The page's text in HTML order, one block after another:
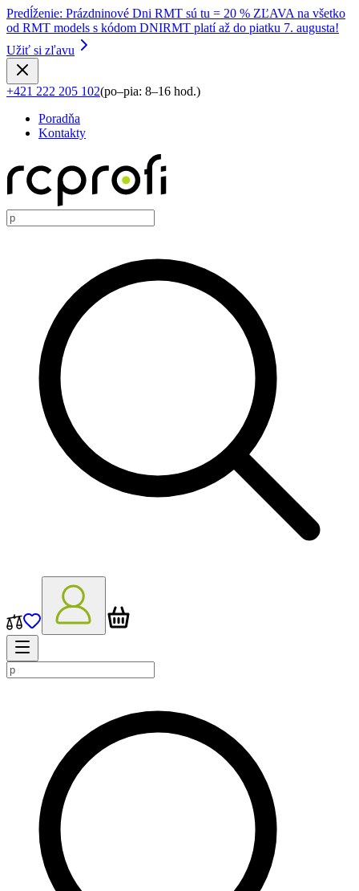
Predĺženie: Prázdninové Dni RMT sú tu = 20 % ZĽAVA na všetko
od RMT models s kódom DNIRMT platí až do piatku 7. augusta!
Užiť si zľavu
+421 222 205 102(po–pia: 8–16 hod.)
Poradňa
Kontakty